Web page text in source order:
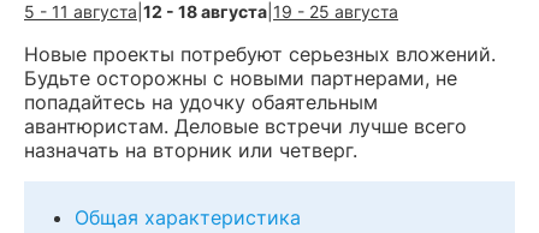
5 - 11 августа 12 - 18 августа 19 - 25 августа
Новые проекты потребуют серьезных вложений.
Будьте осторожны с новыми партнерами, не
попадайтесь на удочку обаятельным
авантюристам. Деловые встречи лучше всего
назначать на вторник или четверг.
Общая характеристика